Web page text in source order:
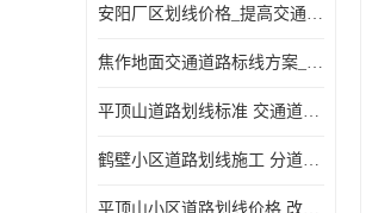
安阳厂区划线价格_提高交通安全
焦作地面交通道路标线方案_强调交通规则
平顶山道路划线标准 交通道路标线 提供可变车道指示
鹤壁小区道路划线施工 分道线 改善交通效率
平顶山小区道路划线价格 改善交通效率